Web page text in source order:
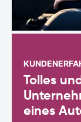
Tolles
eines